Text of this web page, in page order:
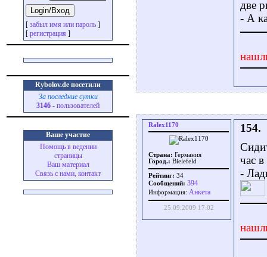
[ забыл имя или пароль ]
[ регистрация ]
Rybolov.de посетили
За последние сутки
3146 - пользователей
Ваше участие
Помощь в ведении
страницы
Ваш материал
Связь с нами, контакт
две
- А
Ralex1170
Страна: Германия
Город.: Bielefeld
Рейтинг: 34
Сообщений: 394
Информация: Aнкета
25.09.2009 17:02
154.
час
-